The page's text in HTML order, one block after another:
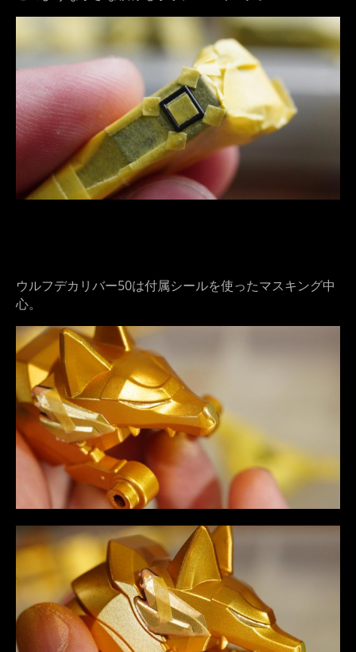
ウルフデカリバー50は付属シールを使ったマスキング中
心。